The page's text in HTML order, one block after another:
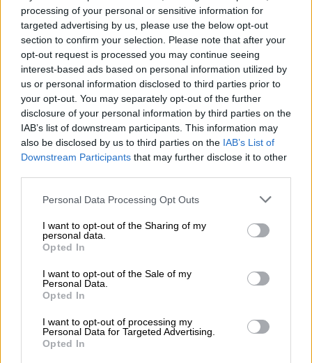
processing of your personal or sensitive information for
targeted advertising by us, please use the below opt-out
section to confirm your selection. Please note that after your
opt-out request is processed you may continue seeing
interest-based ads based on personal information utilized by
us or personal information disclosed to third parties prior to
your opt-out. You may separately opt-out of the further
disclosure of your personal information by third parties on the
IAB’s list of downstream participants. This information may
also be disclosed by us to third parties on the IAB’s List of
Downstream Participants that may further disclose it to other
Please note that this website/app uses one or more Google
not limited to your visit or usage behaviour. You may click to
grant or deny consent to Google and its third-party tags to
use your data for below specified purposes in below Google
consent section.
Personal Data Processing Opt Outs
I want to opt-out of the Sharing of my
personal data.
Opted In
I want to opt-out of the Sale of my
Personal Data.
Opted In
I want to opt-out of processing my
Personal Data for Targeted Advertising.
Opted In
μαθητές γυμνασίου - Δείτε το βίντεο
Επιστροφές και πρωτοεμφανιζόμενοι
Το φεστιβάλ της ερήμου θα
πραγματοποιηθεί στο «Empire Polo Grounds»
στο Indio της Καλιφόρνιας τα
επίσης οιMissy Elliot, Megan Thee Stallion,
Charli XCX, Anitta, Benson Boone, FKA Twigs,
Clairo, Zedd, Junior H, Jennie, Glorilla, Lisa,
The Go-Gosκαι πολλοί άλλοι. Οι «Original
Misfits» βρίσκονται στο πρόγραμμα του
Σαββάτου. Και μετά την ακύρωση του set της
στο φεστιβάλ 2024, η Tyla έχει
προγραμματιστεί να παίξει την Παρασκευή.